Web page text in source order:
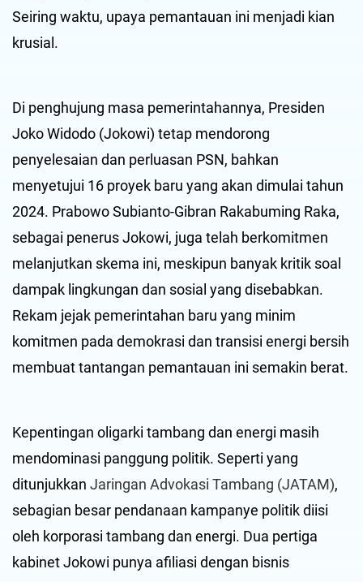
Seiring waktu, upaya pemantauan ini menjadi kian
krusial.
Di penghujung masa pemerintahannya, Presiden
Joko Widodo (Jokowi) tetap mendorong
penyelesaian dan perluasan PSN, bahkan
menyetujui 16 proyek baru yang akan dimulai tahun
2024. Prabowo Subianto-Gibran Rakabuming Raka,
sebagai penerus Jokowi, juga telah berkomitmen
melanjutkan skema ini, meskipun banyak kritik soal
dampak lingkungan dan sosial yang disebabkan.
Rekam jejak pemerintahan baru yang minim
komitmen pada demokrasi dan transisi energi bersih
membuat tantangan pemantauan ini semakin berat.
Kepentingan oligarki tambang dan energi masih
mendominasi panggung politik. Seperti yang
ditunjukkan Jaringan Advokasi Tambang (JATAM),
sebagian besar pendanaan kampanye politik diisi
oleh korporasi tambang dan energi. Dua pertiga
kabinet Jokowi punya afiliasi dengan bisnis